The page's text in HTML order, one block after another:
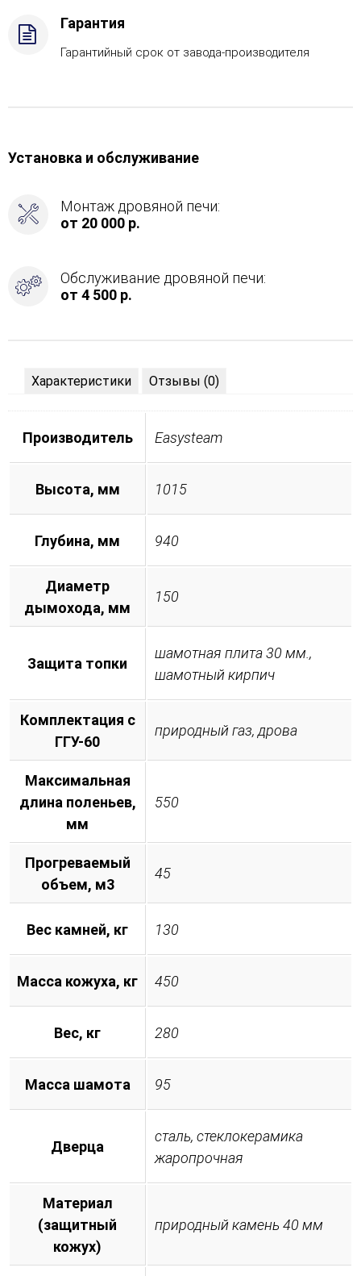
Гарантия
Гарантийный срок от завода-производителя
Установка и обслуживание
Монтаж дровяной печи:
от 20 000 р.
Обслуживание дровяной печи:
от 4 500 р.
Характеристики Отзывы (0)
Производитель Easysteam
Высота, мм 1015
Глубина, мм 940
Диаметр
дымохода, мм
150
Защита топки
шамотная плита 30 мм.,
шамотный кирпич
Комплектация с
ГГУ-60
природный газ, дрова
Максимальная
длина поленьев,
мм
550
Прогреваемый
объем, м3
45
Вес камней, кг 130
Масса кожуха, кг 450
Вес, кг 280
Масса шамота 95
Дверца
сталь, стеклокерамика
жаропрочная
Материал
(защитный
кожух)
природный камень 40 мм